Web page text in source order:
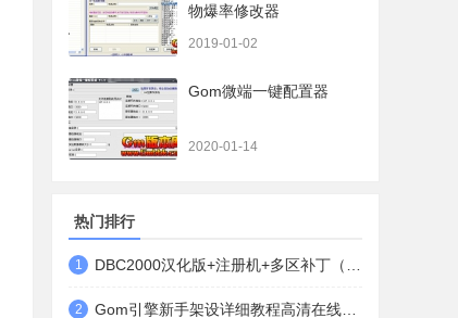
物爆率修改器
2019-01-02
Gom微端一键配置器
2020-01-14
热门排行
1
2